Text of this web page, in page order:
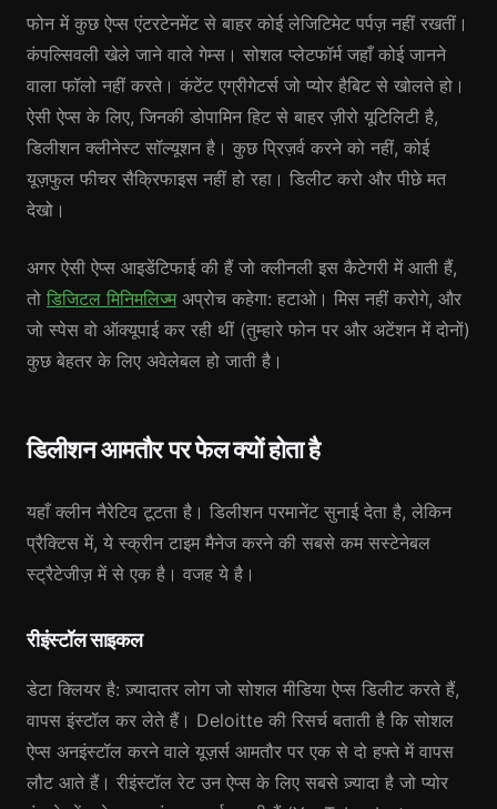
फोन में कुछ ऐप्स एंटरटेनमेंट से बाहर कोई लेजिटिमेट पर्पज़ नहीं रखतीं।
कंपल्सिवली खेले जाने वाले गेम्स। सोशल प्लेटफॉर्म जहाँ कोई जानने
वाला फॉलो नहीं करते। कंटेंट एग्रीगेटर्स जो प्योर हैबिट से खोलते हो।
ऐसी ऐप्स के लिए, जिनकी डोपामिन हिट से बाहर ज़ीरो यूटिलिटी है,
डिलीशन क्लीनेस्ट सॉल्यूशन है। कुछ प्रिज़र्व करने को नहीं, कोई
यूज़फुल फीचर सैक्रिफाइस नहीं हो रहा। डिलीट करो और पीछे मत
देखो।
अगर ऐसी ऐप्स आइडेंटिफाई की हैं जो क्लीनली इस कैटेगरी में आती हैं,
तो डिजिटल मिनिमलिज्मअप्रोच कहेगा: हटाओ। मिस नहीं करोगे, और
जो स्पेस वो ऑक्यूपाई कर रही थीं (तुम्हारे फोन पर और अटेंशन में दोनों)
कुछ बेहतर के लिए अवेलेबल हो जाती है।
डिलीशन आमतौर पर फेल क्यों होता है
यहाँ क्लीन नैरेटिव टूटता है। डिलीशन परमानेंट सुनाई देता है, लेकिन
प्रैक्टिस में, ये स्क्रीन टाइम मैनेज करने की सबसे कम सस्टेनेबल
स्ट्रैटेजीज़ में से एक है। वजह ये है।
रीइंस्टॉल साइकल
डेटा क्लियर है: ज़्यादातर लोग जो सोशल मीडिया ऐप्स डिलीट करते हैं,
वापस इंस्टॉल कर लेते हैं। Deloitte की रिसर्च बताती है कि सोशल
ऐप्स अनइंस्टॉल करने वाले यूज़र्स आमतौर पर एक से दो हफ्ते में वापस
लौट आते हैं। रीइंस्टॉल रेट उन ऐप्स के लिए सबसे ज़्यादा है जो प्योर